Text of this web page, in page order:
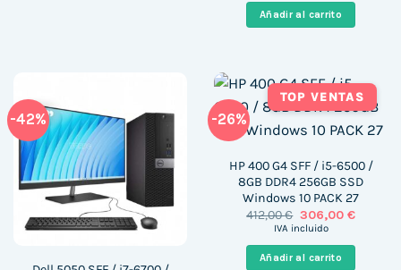
era:
448,00 €.
es:
312,00
Añadir al carrito
-42% -26%
TOP VENTAS
HP 400 G4 SFF / i5-6500 /
8GB DDR4 256GB SSD
Windows 10 PACK 27
412,00€ El
precio
era:
412,00 €.
306,00 €El
es:
306,00
IVA incluido
Añadir al carrito